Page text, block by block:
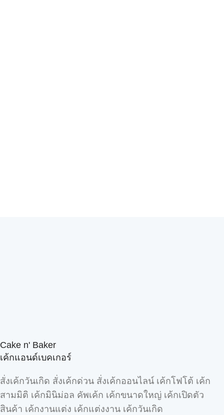
Cake n' Baker
เค้กแอนด์เบคเกอร์
สั่งเค้กวันเกิด สั่งเค้กด่วน สั่งเค้กออนไลน์ เค้กโฟโต้ เค้ก
สามมิติ เค้กมินิม่อล คัพเค้ก เค้กขนาดใหญ่ เค้กเปิดตัว
สินค้า เค้กงานแต่ง เค้กแต่งงาน เค้กวันเกิด